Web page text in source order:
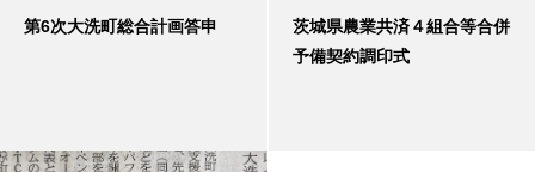
第6次大洗町総合計画答申
茨城県農業共済４組合等合併
予備契約調印式